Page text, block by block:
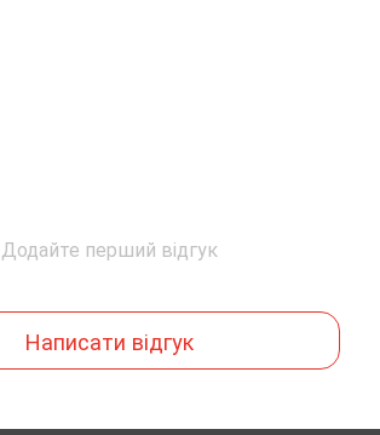
Додайте перший відгук
Написати відгук